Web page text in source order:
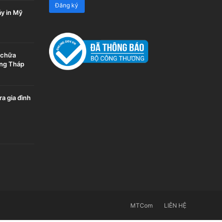
in Mỹ
Tháp
gia đình
MTCom LIÊN HỆ